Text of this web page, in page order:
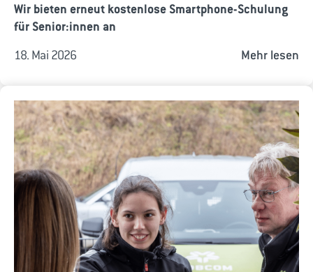
Wir bieten erneut kostenlose Smartphone-Schulung
für Senior:innen an
18. Mai 2026 Mehr lesen